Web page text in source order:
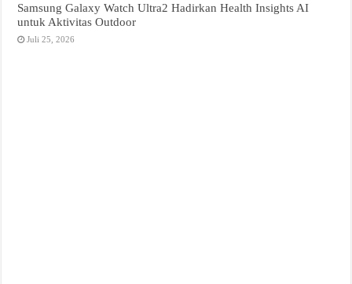
Samsung Galaxy Watch Ultra2 Hadirkan Health Insights AI
untuk Aktivitas Outdoor
Juli 25, 2026